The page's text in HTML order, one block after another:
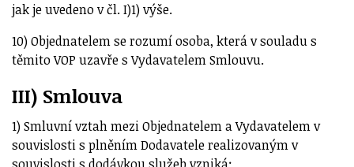
jak je uvedeno v čl. I)1) výše.
10) Objednatelem se rozumí osoba, která v souladu s
těmito VOP uzavře s Vydavatelem Smlouvu.
III) Smlouva
1) Smluvní vztah mezi Objednatelem a Vydavatelem v
souvislosti s plněním Dodavatele realizovaným v